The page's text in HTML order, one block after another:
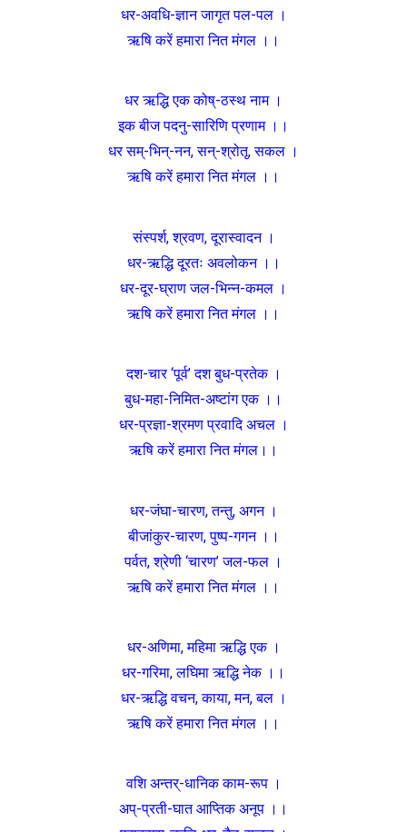
धर-अवधि-ज्ञान जागृत पल-पल ।
ऋषि करें हमारा नित मंगल ।।
धर ऋद्धि एक कोष्-ठस्थ नाम ।
इक बीज पदनु-सारिणि प्रणाम ।।
धर सम्-भिन्-नन, सन्-श्रोतृ, सकल ।
ऋषि करें हमारा नित मंगल ।।
संस्पर्श, श्रवण, दूरास्वादन ।
धर-ऋद्धि दूरतः अवलोकन ।।
धर-दूर-घ्राण जल-भिन्न-कमल ।
ऋषि करें हमारा नित मंगल ।।
दश-चार ‘पूर्व’ दश बुध-प्रतेक ।
बुध-महा-निमित-अष्टांग एक ।।
धर-प्रज्ञा-श्रमण प्रवादि अचल ।
ऋषि करें हमारा नित मंगल।।
धर-जंघा-चारण, तन्तु, अगन ।
बीजांकुर-चारण, पुष्प-गगन ।।
पर्वत, श्रेणी ‘चारण’ जल-फल ।
ऋषि करें हमारा नित मंगल ।।
धर-अणिमा, महिमा ऋद्धि एक ।
धर-गरिमा, लघिमा ऋद्धि नेक ।।
धर-ऋद्धि वचन, काया, मन, बल ।
ऋषि करें हमारा नित मंगल ।।
वशि अन्तर्-धानिक काम-रूप ।
अप्-प्रती-घात आप्तिक अनूप ।।